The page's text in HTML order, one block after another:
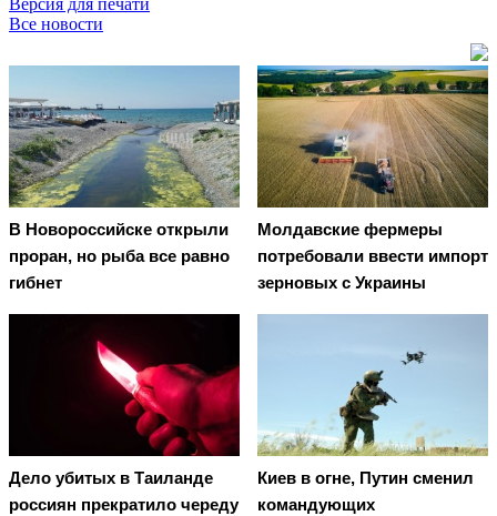
Все новости
В Новороссийске открыли
проран, но рыба все равно
гибнет
Молдавские фермеры
потребовали ввести импорт
зерновых с Украины
Дело убитых в Таиланде
россиян прекратило череду
Киев в огне, Путин сменил
командующих